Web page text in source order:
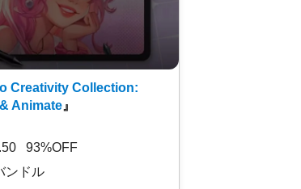
Creativity Collection:
Animate 』
93%OFF
ンドル